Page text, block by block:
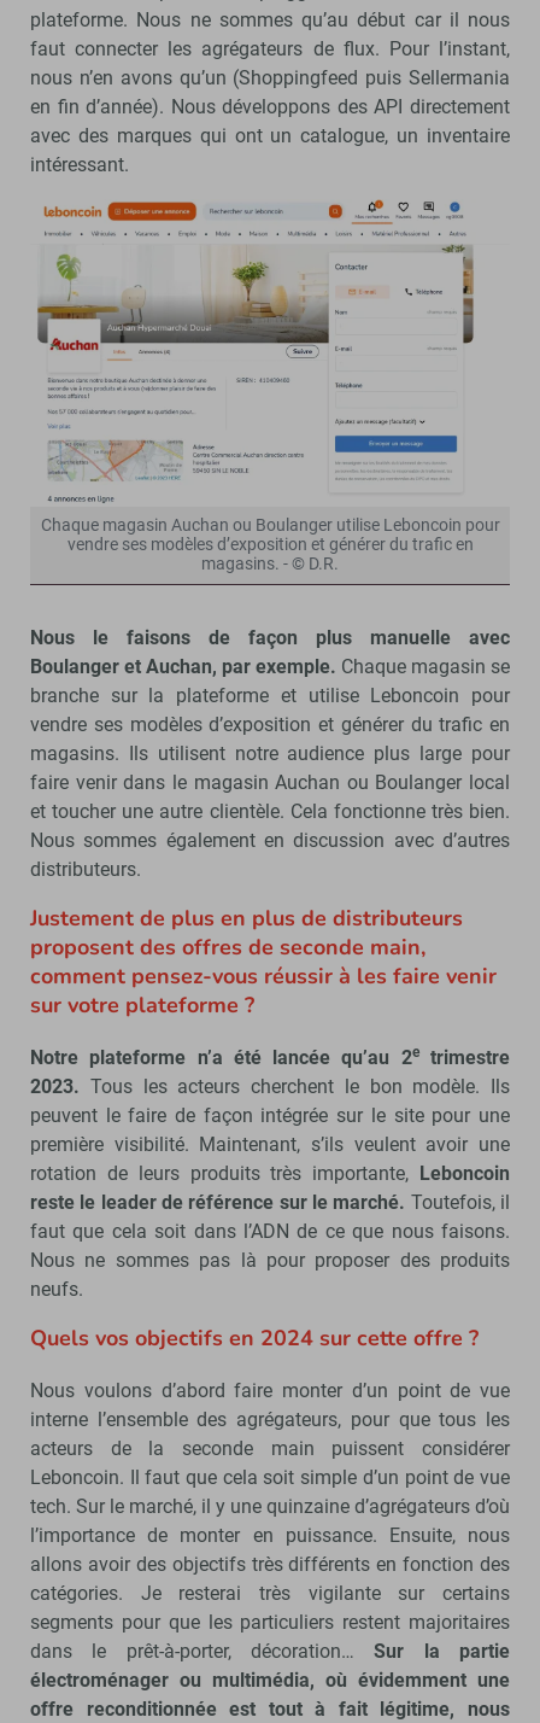
plateforme. Nous ne sommes qu’au début car il nous
faut connecter les agrégateurs de flux. Pour l’instant,
nous n’en avons qu’un (Shoppingfeed puis Sellermania
en fin d’année). Nous développons des API directement
avec des marques qui ont un catalogue, un inventaire
intéressant.
Chaque magasin Auchan ou Boulanger utilise Leboncoin pour
vendre ses modèles d’exposition et générer du trafic en
magasins. - © D.R.
Nous le faisons de façon plus manuelle avec
Boulanger et Auchan, par exemple. Chaque magasin se
branche sur la plateforme et utilise Leboncoin pour
vendre ses modèles d’exposition et générer du trafic en
magasins. Ils utilisent notre audience plus large pour
faire venir dans le magasin Auchan ou Boulanger local
et toucher une autre clientèle. Cela fonctionne très bien.
Nous sommes également en discussion avec d’autres
distributeurs.
Justement de plus en plus de distributeurs
proposent des offres de seconde main,
comment pensez-vous réussir à les faire venir
sur votre plateforme ?
Notre plateforme n’a été lancée qu’au 2etrimestre
2023. Tous les acteurs cherchent le bon modèle. Ils
peuvent le faire de façon intégrée sur le site pour une
première visibilité. Maintenant, s’ils veulent avoir une
rotation de leurs produits très importante, Leboncoin
reste le leader de référence sur le marché. Toutefois, il
faut que cela soit dans l’ADN de ce que nous faisons.
Nous ne sommes pas là pour proposer des produits
neufs.
Quels vos objectifs en 2024 sur cette offre ?
Nous voulons d’abord faire monter d’un point de vue
interne l’ensemble des agrégateurs, pour que tous les
acteurs de la seconde main puissent considérer
Leboncoin. Il faut que cela soit simple d’un point de vue
tech. Sur le marché, il y une quinzaine d’agrégateurs d’où
l’importance de monter en puissance. Ensuite, nous
allons avoir des objectifs très différents en fonction des
catégories. Je resterai très vigilante sur certains
segments pour que les particuliers restent majoritaires
dans le prêt-à-porter, décoration…Sur la partie
électroménager ou multimédia, où évidemment une
offre reconditionnée est tout à fait légitime, nous